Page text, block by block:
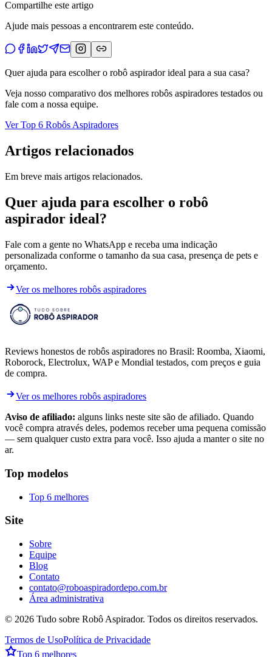
Compartilhe este artigo
Ajude mais pessoas a encontrarem este conteúdo.
Quer ajuda para escolher o robô aspirador ideal para a sua casa?
Veja nosso comparativo dos melhores robôs aspiradores testados ou
fale com a nossa equipe.
Ver Top 6 Robôs Aspiradores
Artigos relacionados
Em breve mais artigos relacionados.
Quer ajuda para escolher o robô
aspirador ideal?
Fale com a gente no WhatsApp e receba uma indicação
personalizada conforme o tamanho da sua casa, presença de pets e
orçamento.
Ver os melhores robôs aspiradores
Reviews honestos de robôs aspiradores no Brasil: Roomba, Xiaomi,
Roborock, Electrolux, WAP e Mondial testados, com preços e guia
de compra.
Ver os melhores robôs aspiradores
Aviso de afiliado: alguns links neste site são de afiliado. Quando
você compra através deles, podemos receber uma pequena comissão
— sem qualquer custo extra para você. Isso ajuda a manter o site no
ar.
Top modelos
Top 6 melhores
Site
Sobre
Equipe
Blog
Contato
contato@roboaspiradordepo.com.br
Área administrativa
© 2026 Tudo sobre Robô Aspirador. Todos os direitos reservados.
Termos de UsoPolítica de Privacidade
Top 6 melhores